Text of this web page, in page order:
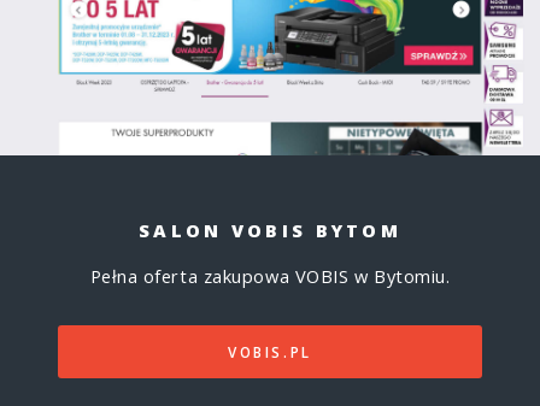
SALON VOBIS BYTOM
Pełna oferta zakupowa VOBIS w Bytomiu.
VOBIS.PL